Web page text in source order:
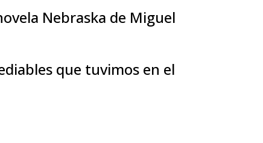
Nebraska de Miguel
que tuvimos en el